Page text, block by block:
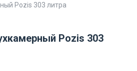
Pozis 303 литра
Pozis 303